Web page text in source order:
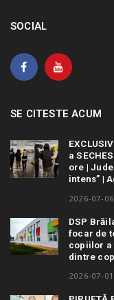
SOCIAL
SE CITESTE ACUM
a
ore |
intens” |
2026-07-06
DSP
focar de
copiilor a
dintre
2026-07-01